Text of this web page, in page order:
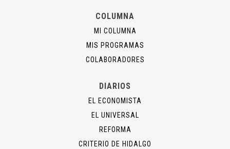
COLUMNA
MI COLUMNA
MIS PROGRAMAS
COLABORADORES
DIARIOS
EL ECONOMISTA
EL UNIVERSAL
REFORMA
CRITERIO DE HIDALGO